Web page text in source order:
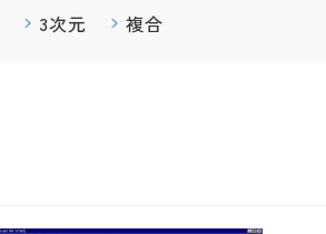
3次元 複合